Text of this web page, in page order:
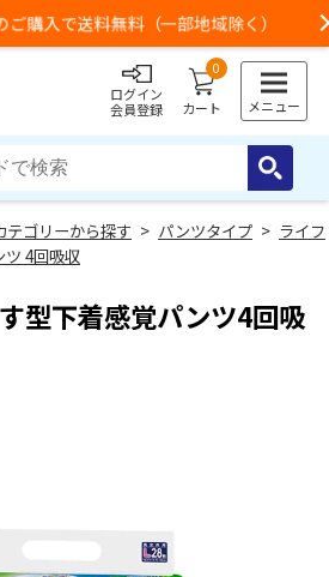
入で送料無料（一部地域除く）
ログイン
会員登録
0
カート メニュー
テゴリーから探す > パンツタイプ > ライフ
ツ 4回吸収
型下着感覚パンツ4回吸